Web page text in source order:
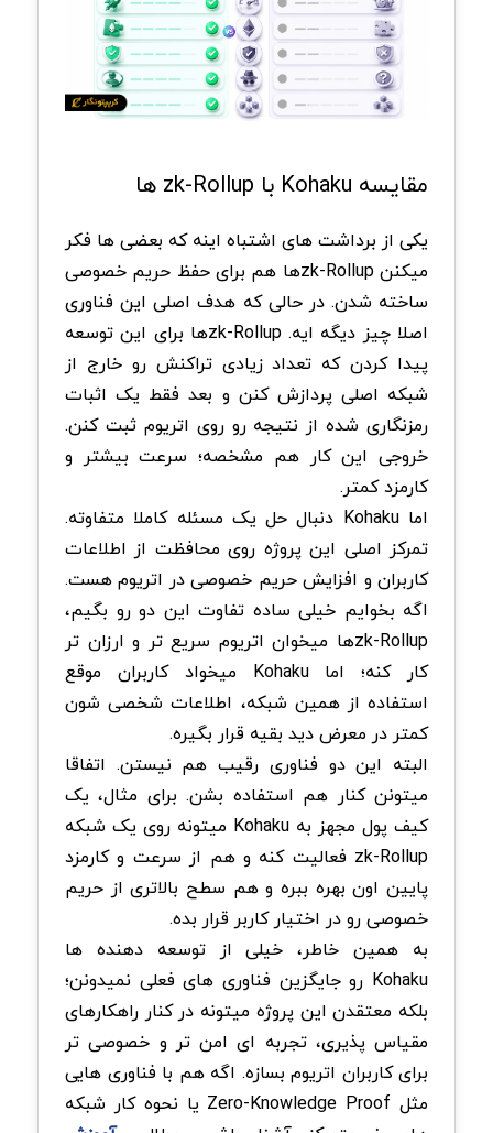
مقایسه Kohaku با zk-Rollup ها
یکی از برداشت های اشتباه اینه که بعضی ها فکر
میکنن zk-Rollupها هم برای حفظ حریم خصوصی
ساخته شدن. در حالی که هدف اصلی این فناوری
اصلا چیز دیگه ایه. zk-Rollupها برای این توسعه
پیدا کردن که تعداد زیادی تراکنش رو خارج از
شبکه اصلی پردازش کنن و بعد فقط یک اثبات
رمزنگاری شده از نتیجه رو روی اتریوم ثبت کنن.
خروجی این کار هم مشخصه؛ سرعت بیشتر و
کارمزد کمتر.
اما Kohaku دنبال حل یک مسئله کاملا متفاوته.
تمرکز اصلی این پروژه روی محافظت از اطلاعات
کاربران و افزایش حریم خصوصی در اتریوم هست.
اگه بخوایم خیلی ساده تفاوت این دو رو بگیم،
zk-Rollupها میخوان اتریوم سریع تر و ارزان تر
کار کنه؛ اما Kohaku میخواد کاربران موقع
استفاده از همین شبکه، اطلاعات شخصی شون
کمتر در معرض دید بقیه قرار بگیره.
البته این دو فناوری رقیب هم نیستن. اتفاقا
میتونن کنار هم استفاده بشن. برای مثال، یک
کیف پول مجهز به Kohaku میتونه روی یک شبکه
zk-Rollup فعالیت کنه و هم از سرعت و کارمزد
پایین اون بهره ببره و هم سطح بالاتری از حریم
خصوصی رو در اختیار کاربر قرار بده.
به همین خاطر، خیلی از توسعه دهنده ها
Kohaku رو جایگزین فناوری های فعلی نمیدونن؛
بلکه معتقدن این پروژه میتونه در کنار راهکارهای
مقیاس پذیری، تجربه ای امن تر و خصوصی تر
برای کاربران اتریوم بسازه. اگه هم با فناوری هایی
مثل Zero-Knowledge Proof یا نحوه کار شبکه